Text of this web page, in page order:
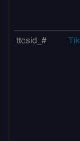
ttcsid_#